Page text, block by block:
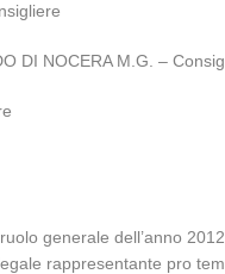
DI NOCERA M.G. –
generale dell’anno
rappresentante pro